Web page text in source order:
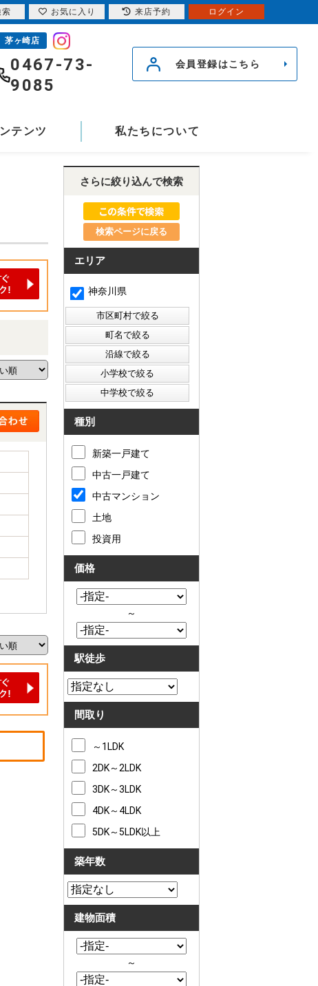
茅ヶ崎店
0467-73-
9085
会員登録はこちら
テンツ 私たちについて
さらに絞り込んで検索
検索ページに戻る
エリア
神奈川県
種別
新築一戸建て
中古一戸建て
中古マンション
土地
投資用
価格
～
駅徒歩
間取り
～1LDK
2DK～2LDK
3DK～3LDK
4DK～4LDK
5DK～5LDK以上
築年数
建物面積
～
索 お気に入り 来店予約 ログイン